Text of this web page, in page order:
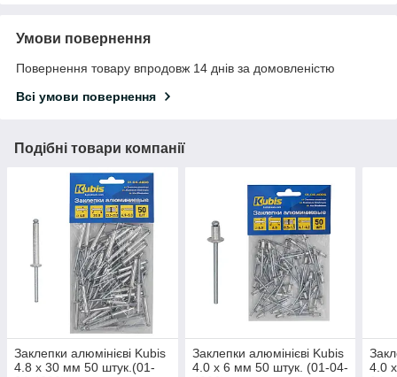
Умови повернення
Повернення товару впродовж 14 днів за домовленістю
Всі умови повернення
Подібні товари компанії
Заклепки алюмінієві Kubis
4.8 х 30 мм 50 штук.(01-
Заклепки алюмінієві Kubis
4.0 х 6 мм 50 штук. (01-04-
4.0